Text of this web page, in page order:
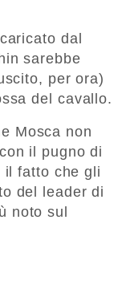
dal
sarebbe
per ora)
del cavallo.
Mosca non
il pugno di
il fatto che gli
del leader di
noto sul